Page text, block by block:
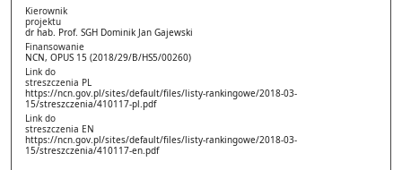
Kierownik
projektu
dr hab. Prof. SGH Dominik Jan Gajewski
Finansowanie
NCN, OPUS 15 (2018/29/B/HS5/00260)
Link do
streszczenia PL
https://ncn.gov.pl/sites/default/files/listy-rankingowe/2018-03-
15/streszczenia/410117-pl.pdf
Link do
streszczenia EN
https://ncn.gov.pl/sites/default/files/listy-rankingowe/2018-03-
15/streszczenia/410117-en.pdf